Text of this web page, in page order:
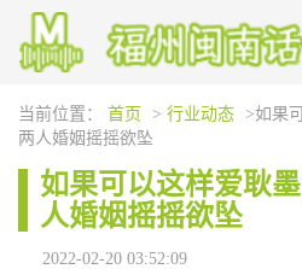
当前位置： 首页 > 行业动态
>如果
两人婚姻摇摇欲坠
如果可以这样爱耿
人婚姻摇摇欲坠
2022-02-20 03:52:09